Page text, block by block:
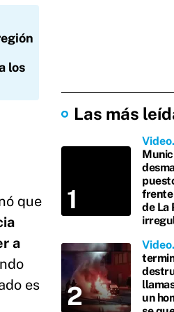
los
que
a
es
Las más
Video
frente
de La
Video
un